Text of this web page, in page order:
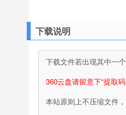
下载说明
下载文件若出现其中一
360云盘请留意下“提取
本站原则上不压缩文件